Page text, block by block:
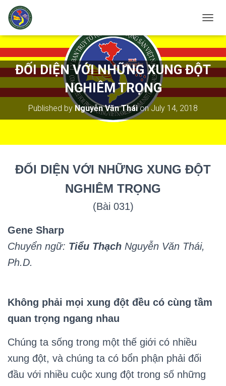
O
L
E
G
N
ĐỐI DIỆN VỚI NHỮNG XUNG ĐỘT
NGHIÊM TRỌNG
Published by Nguyễn Văn TháionJuly 14, 2018
ĐỐI DIỆN VỚI NHỮNG XUNG ĐỘT
NGHIÊM TRỌNG
(Bài 031)
Gene Sharp
Chuyển ngữ: Tiểu Thạch Nguyễn Văn Thái,
Ph.D.
Không phải mọi xung đột đều có cùng tầm
quan trọng ngang nhau
Chúng ta sống trong một thế giới có nhiều
xung đột, và chúng ta có bổn phận phải đối
đầu với nhiều cuộc xung đột trong số những